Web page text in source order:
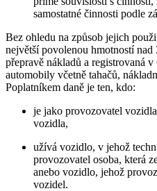
samostatné činnosti podle
Bez ohledu na způsob jejich
největší povolenou hmotností
přepravě nákladů a registrovaná
automobily včetně tahačů,
Poplatníkem daně je ten, kdo:
je jako provozovatel
vozidla,
užívá vozidlo, v jehož
provozovatel osoba, která
anebo vozidlo, jehož
vozidel.